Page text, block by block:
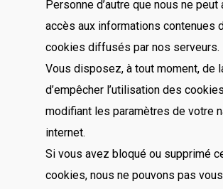
Personne d’autre que nous ne peut
accès aux informations contenues
cookies diffusés par nos serveurs.
Vous disposez, à tout moment, de
d’empêcher l’utilisation des
modifiant les paramètres de votre
internet.
Si vous avez bloqué ou supprimé
cookies, nous ne pouvons pas